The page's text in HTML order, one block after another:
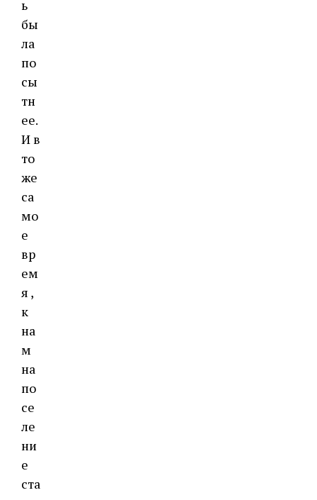
ь
бы
ла
по
сы
тн
ее.
И в
то
же
са
мо
е
вр
ем
я ,
к
на
м
на
по
се
ле
ни
е
ста